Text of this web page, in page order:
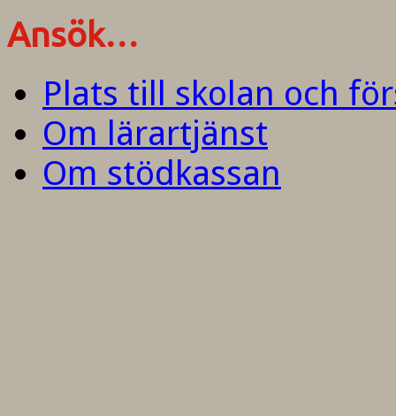
Ansök…
Plats till skolan och
Om lärartjänst
Om stödkassan